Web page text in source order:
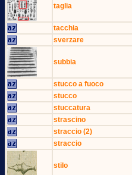
taglia
tacchia
sverzare
subbia
stucco a fuoco
stucco
stuccatura
strascino
straccio (2)
straccio
stilo